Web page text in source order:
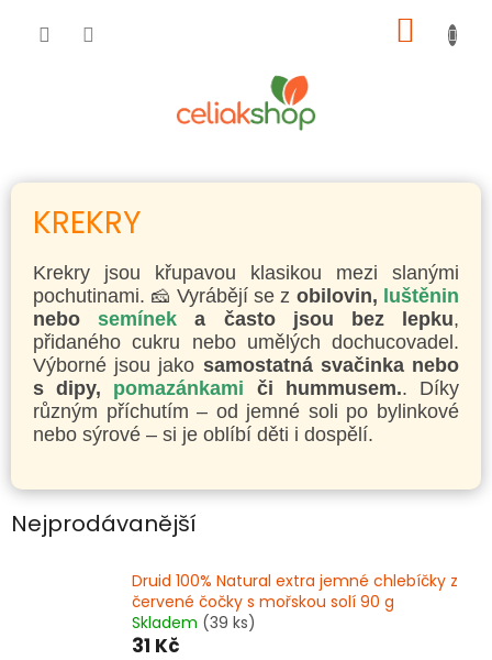
KOŠÍK
KREKRY
Krekry jsou křupavou klasikou mezi slanými
pochutinami. 🧀 Vyrábějí se z obilovin, luštěnin
nebosemíneka často jsou bez lepku,
přidaného cukru nebo umělých dochucovadel.
Výborné jsou jako samostatná svačinka nebo
s dipy, pomazánkami či hummusem.. Díky
různým příchutím – od jemné soli po bylinkové
nebo sýrové – si je oblíbí děti i dospělí.
Nejprodávanější
Druid 100% Natural extra jemné chlebíčky z
červené čočky s mořskou solí 90 g
Skladem (39 ks)
31 Kč